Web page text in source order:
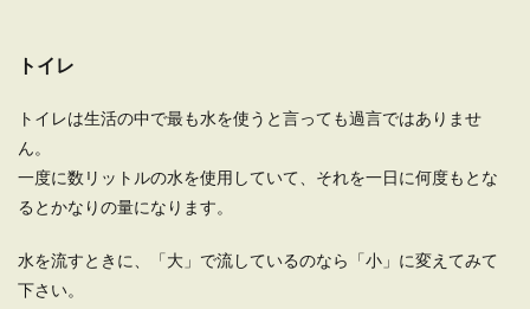
トイレ
トイレは生活の中で最も水を使うと言っても過言ではありませ
ん。
一度に数リットルの水を使用していて、それを一日に何度もとな
るとかなりの量になります。
水を流すときに、「大」で流しているのなら「小」に変えてみて
下さい。